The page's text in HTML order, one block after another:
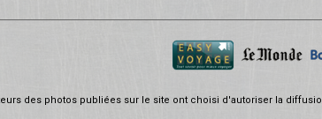
des photos publiées sur le site ont choisi d'autoriser la